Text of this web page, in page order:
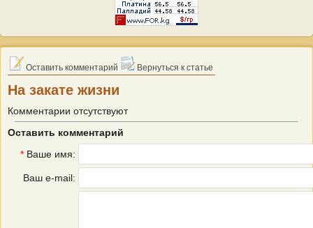
Оставить комментарий Вернуться к статье
На закате жизни
Комментарии отсутствуют
Оставить комментарий
* Ваше имя:
Ваш e-mail: